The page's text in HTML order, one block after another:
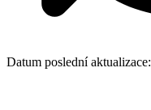
Datum poslední aktualizace: